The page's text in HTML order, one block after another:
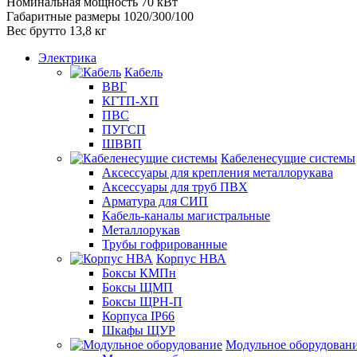
Габаритные размеры 1020/300/100
Вес брутто 13,8 кг
Электрика
Кабель
ВВГ
КГТП-ХП
ПВС
ПУГСП
ШВВП
Кабеленесущие системы
Аксессуары для крепления металлорукава
Аксессуары для труб ПВХ
Арматура для СИП
Кабель-каналы магистральные
Металлорукав
Трубы гофрированные
Корпус НВА
Боксы КМПн
Боксы ЩМП
Боксы ЩРН-П
Корпуса IP66
Шкафы ЩУР
Модульное